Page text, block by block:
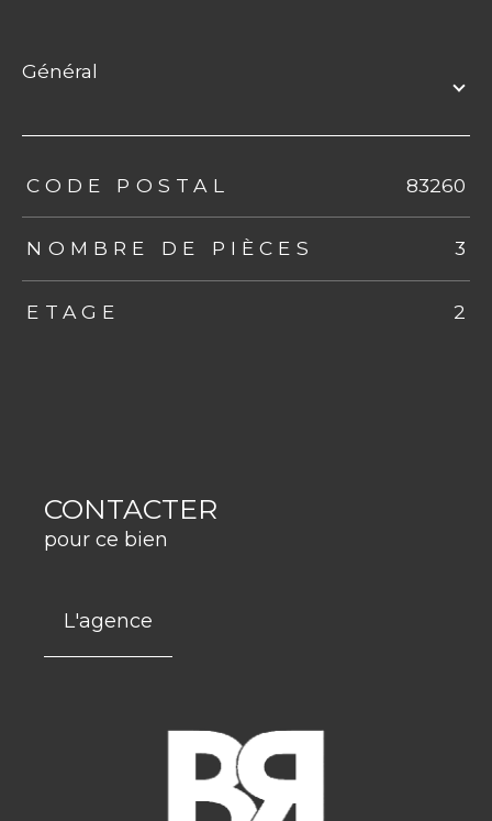
général
TRAD_ZEPHYR_Caracteristique TRAD_ZEPHYR_Valeurs
CODE POSTAL 83260
NOMBRE DE PIÈCES 3
ETAGE 2
CONTACTER
pour ce bien
L'agence